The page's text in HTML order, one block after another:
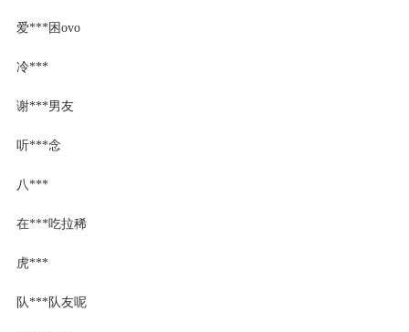
爱***困ovo
冷***
谢***男友
听***念
八***
在***吃拉稀
虎***
队***队友呢